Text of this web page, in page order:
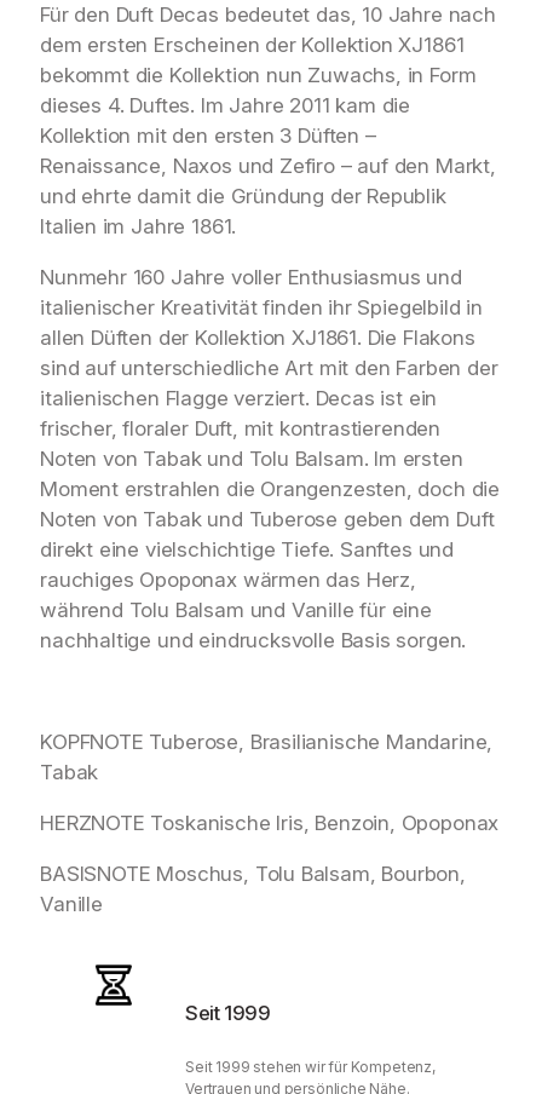
Für den Duft Decas bedeutet das, 10 Jahre nach
dem ersten Erscheinen der Kollektion XJ1861
bekommt die Kollektion nun Zuwachs, in Form
dieses 4. Duftes. Im Jahre 2011 kam die
Kollektion mit den ersten 3 Düften –
Renaissance, Naxos und Zefiro – auf den Markt,
und ehrte damit die Gründung der Republik
Italien im Jahre 1861.
Nunmehr 160 Jahre voller Enthusiasmus und
italienischer Kreativität finden ihr Spiegelbild in
allen Düften der Kollektion XJ1861. Die Flakons
sind auf unterschiedliche Art mit den Farben der
italienischen Flagge verziert. Decas ist ein
frischer, floraler Duft, mit kontrastierenden
Noten von Tabak und Tolu Balsam. Im ersten
Moment erstrahlen die Orangenzesten, doch die
Noten von Tabak und Tuberose geben dem Duft
direkt eine vielschichtige Tiefe. Sanftes und
rauchiges Opoponax wärmen das Herz,
während Tolu Balsam und Vanille für eine
nachhaltige und eindrucksvolle Basis sorgen.
KOPFNOTE Tuberose, Brasilianische Mandarine,
Tabak
HERZNOTE Toskanische Iris, Benzoin, Opoponax
BASISNOTE Moschus, Tolu Balsam, Bourbon,
Vanille
Seit 1999
Seit 1999 stehen wir für Kompetenz,
Vertrauen und persönliche Nähe.